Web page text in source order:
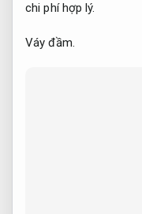
chi phí hợp lý.
Váy đầm.